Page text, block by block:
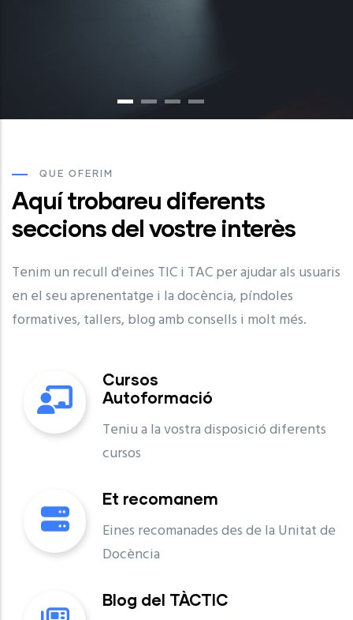
QUE OFERIM
Aquí trobareu diferents
seccions del vostre interès
Tenim un recull d'eines TIC i TAC per ajudar als usuaris
en el seu aprenentatge i la docència, píndoles
formatives, tallers, blog amb consells i molt més.
Cursos
Autoformació
Teniu a la vostra disposició diferents
cursos
Et recomanem
Eines recomanades des de la Unitat de
Docència
Blog del TÀCTIC